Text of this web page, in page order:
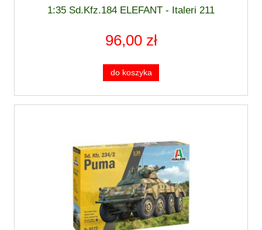
1:35 Sd.Kfz.184 ELEFANT - Italeri 211
96,00 zł
do koszyka